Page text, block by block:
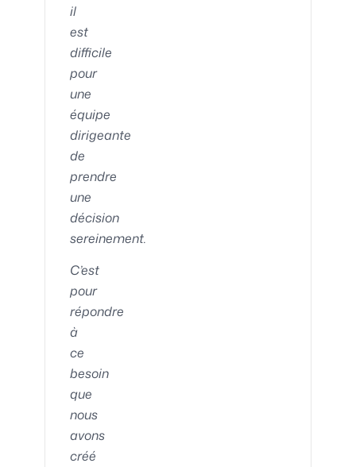
il
est
difficile
pour
une
équipe
dirigeante
de
prendre
une
décision
sereinement.
C’est
pour
répondre
à
ce
besoin
que
nous
avons
créé